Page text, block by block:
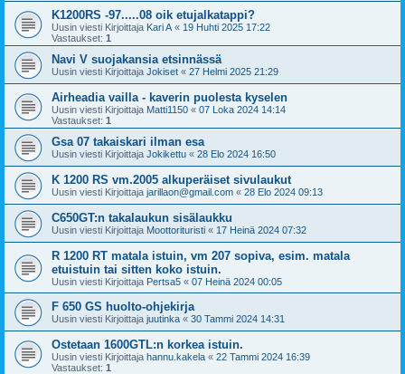
K1200RS -97.....08 oik etujalkatappi?
Uusin viesti Kirjoittaja Kari A « 19 Huhti 2025 17:22
Vastaukset: 1
Navi V suojakansia etsinnässä
Uusin viesti Kirjoittaja Jokiset « 27 Helmi 2025 21:29
Airheadia vailla - kaverin puolesta kyselen
Uusin viesti Kirjoittaja Matti1150 « 07 Loka 2024 14:14
Vastaukset: 1
Gsa 07 takaiskari ilman esa
Uusin viesti Kirjoittaja Jokikettu « 28 Elo 2024 16:50
K 1200 RS vm.2005 alkuperäiset sivulaukut
Uusin viesti Kirjoittaja jarillaon@gmail.com « 28 Elo 2024 09:13
C650GT:n takalaukun sisälaukku
Uusin viesti Kirjoittaja Moottorituristi « 17 Heinä 2024 07:32
R 1200 RT matala istuin, vm 207 sopiva, esim. matala
etuistuin tai sitten koko istuin.
Uusin viesti Kirjoittaja Pertsa5 « 07 Heinä 2024 00:05
F 650 GS huolto-ohjekirja
Uusin viesti Kirjoittaja juutinka « 30 Tammi 2024 14:31
Ostetaan 1600GTL:n korkea istuin.
Uusin viesti Kirjoittaja hannu.kakela « 22 Tammi 2024 16:39
Vastaukset: 1